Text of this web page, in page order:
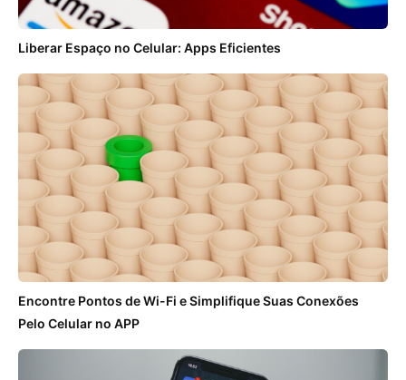
Liberar Espaço no Celular: Apps Eficientes
Encontre Pontos de Wi-Fi e Simplifique Suas Conexões
Pelo Celular no APP